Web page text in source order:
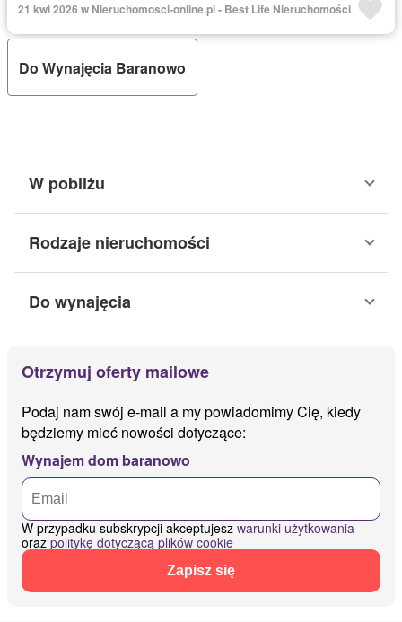
21 kwi 2026 w Nieruchomosci-online.pl - Best Life Nieruchomości
Do Wynajęcia Baranowo
W pobliżu
Rodzaje nieruchomości
Do wynajęcia
Otrzymuj oferty mailowe
Podaj nam swój e-mail a my powiadomimy Cię, kiedy
będziemy mieć nowości dotyczące:
Wynajem dom baranowo
W przypadku subskrypcji akceptujesz warunki użytkowania
oraz politykę dotyczącą plików cookie
Zapisz się